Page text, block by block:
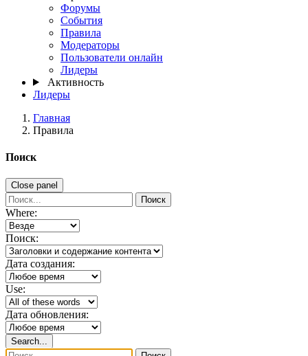
Форумы
События
Правила
Модераторы
Пользователи онлайн
Лидеры
Активность
Лидеры
Главная
Правила
Поиск
Close panel
Поиск
Where:
Поиск:
Дата создания:
Use:
Дата обновления:
Search...